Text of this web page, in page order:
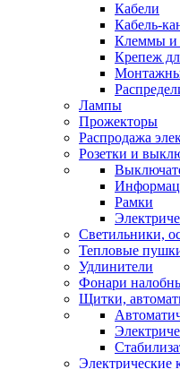
Кабели
Кабель-
Клеммы и
Крепеж
Лампы
Прожекторы
Распродажа
Розетки и
Рамки
Светильники,
Тепловые
Удлинители
Фонари
Щитки,